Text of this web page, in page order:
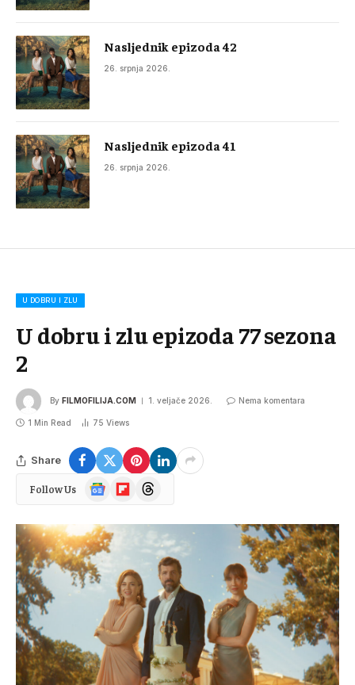
Nasljednik epizoda 42
26. srpnja 2026.
Nasljednik epizoda 41
26. srpnja 2026.
U DOBRU I ZLU
U dobru i zlu epizoda 77 sezona
2
By FILMOFILIJA.COM 1. veljače 2026. Nema komentara
1 Min Read 75 Views
Share
Follow Us
Google
News
FlipboardThreads